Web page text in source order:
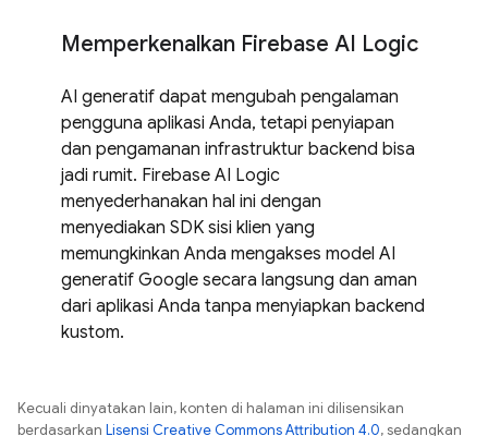
Memperkenalkan Firebase AI Logic
AI generatif dapat mengubah pengalaman
pengguna aplikasi Anda, tetapi penyiapan
dan pengamanan infrastruktur backend bisa
jadi rumit. Firebase AI Logic
menyederhanakan hal ini dengan
menyediakan SDK sisi klien yang
memungkinkan Anda mengakses model AI
generatif Google secara langsung dan aman
dari aplikasi Anda tanpa menyiapkan backend
kustom.
Kecuali dinyatakan lain, konten di halaman ini dilisensikan
berdasarkan Lisensi Creative Commons Attribution 4.0, sedangkan